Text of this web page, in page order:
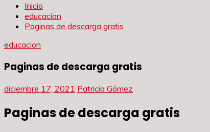
Inicio
educacion
Paginas de descarga gratis
educacion
Paginas de descarga gratis
diciembre 17, 2021 Patricia Gómez
Paginas de descarga gratis